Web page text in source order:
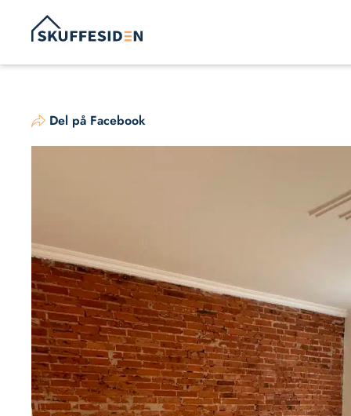
indhold
Del på Facebook